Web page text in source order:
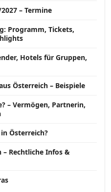
– Termine
Programm, Tickets,
Hotels für Gruppen,
Österreich – Beispiele
– Vermögen, Partnerin,
Österreich?
Rechtliche Infos &